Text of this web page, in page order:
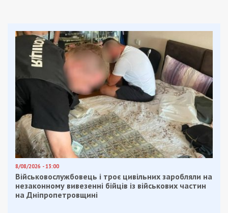
8/08/2026 - 13:00
Військовослужбовець і троє цивільних заробляли на
незаконному вивезенні бійців із військових частин
на Дніпропетровщині